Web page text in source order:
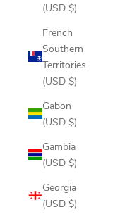
(USD $)
French
Southern
Territories
(USD $)
Gabon
(USD $)
Gambia
(USD $)
Georgia
(USD $)